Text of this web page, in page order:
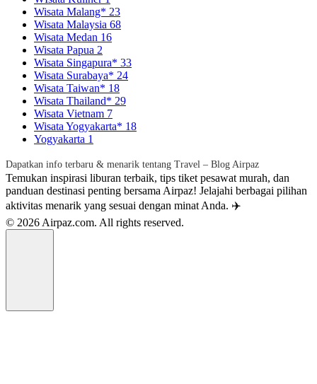
Wisata Malang* 23
Wisata Malaysia 68
Wisata Medan 16
Wisata Papua 2
Wisata Singapura* 33
Wisata Surabaya* 24
Wisata Taiwan* 18
Wisata Thailand* 29
Wisata Vietnam 7
Wisata Yogyakarta* 18
Yogyakarta 1
Dapatkan info terbaru & menarik tentang Travel – Blog Airpaz
Temukan inspirasi liburan terbaik, tips tiket pesawat murah, dan
panduan destinasi penting bersama Airpaz! Jelajahi berbagai pilihan
aktivitas menarik yang sesuai dengan minat Anda. ✈️
© 2026 Airpaz.com. All rights reserved.